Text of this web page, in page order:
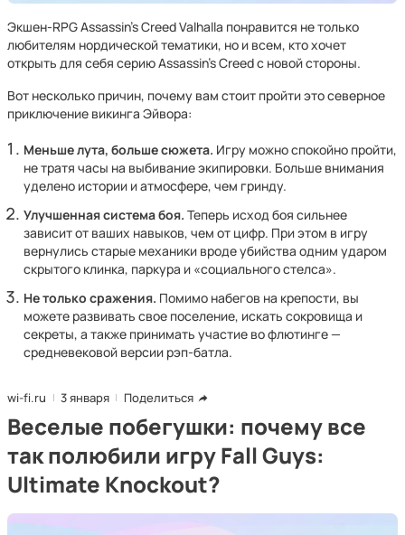
Экшен-RPG Assassin’s Creed Valhalla понравится не только
любителям нордической тематики, но и всем, кто хочет
открыть для себя серию Assassin’s Creed с новой стороны.
Вот несколько причин, почему вам стоит пройти это северное
приключение викинга Эйвора:
Меньше лута, больше сюжета. Игру можно спокойно пройти,
не тратя часы на выбивание экипировки. Больше внимания
уделено истории и атмосфере, чем гринду.
Улучшенная система боя. Теперь исход боя сильнее
зависит от ваших навыков, чем от цифр. При этом в игру
вернулись старые механики вроде убийства одним ударом
скрытого клинка, паркура и «социального стелса».
Не только сражения. Помимо набегов на крепости, вы
можете развивать свое поселение, искать сокровища и
секреты, а также принимать участие во флютинге —
средневековой версии рэп-батла.
wi-fi.ru 3 января Поделиться
Веселые побегушки: почему все
так полюбили игру Fall Guys:
Ultimate Knockout?